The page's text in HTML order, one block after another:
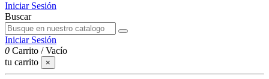
Iniciar Sesión
Buscar
Iniciar Sesión
0 Carrito /Vacío
tu carrito
×